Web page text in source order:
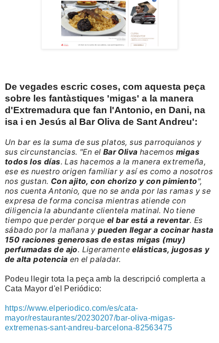
De vegades escric coses, com aquesta peça
sobre les fantàstiques 'migas' a la manera
d'Extremadura que fan l'Antonio, en Dani, na
isa i en Jesús al Bar Oliva de Sant Andreu':
Un bar es la suma de sus platos, sus parroquianos y
sus circunstancias. "En el Bar Oliva hacemosmigas
todos los días. Las hacemos a la manera extremeña,
ese es nuestro origen familiar y así es como a nosotros
nos gustan. Con ajito, con chorizo y con pimiento",
nos cuenta Antonio, que no se anda por las ramas y se
expresa de forma concisa mientras atiende con
diligencia la abundante clientela matinal. No tiene
tiempo que perder porque el bar está a reventar. Es
sábado por la mañana ypueden llegar a cocinar hasta
150 raciones generosas de estas migas (muy)
perfumadas de ajo. Ligeramenteelásticas, jugosas y
de alta potencia en el paladar.
Podeu llegir tota la peça amb la descripció complerta a
Cata Mayor d'el Periódico:
https://www.elperiodico.com/es/cata-
mayor/restaurantes/20230207/bar-oliva-migas-
extremenas-sant-andreu-barcelona-82563475